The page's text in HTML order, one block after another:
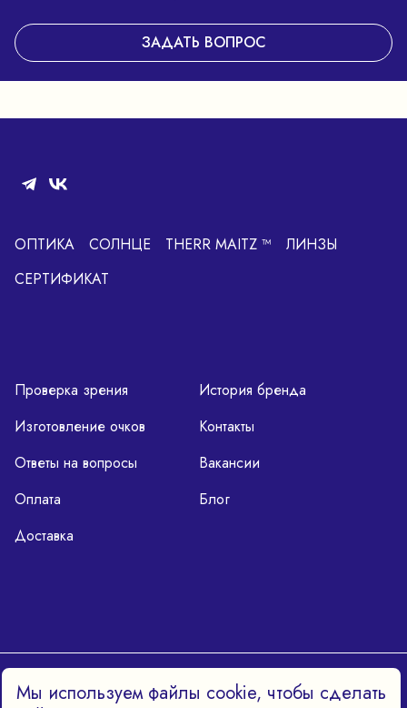
ЗАДАТЬ ВОПРОС
ОПТИКА СОЛНЦЕ THERR MAITZ ™
ЛИНЗЫ
СЕРТИФИКАТ
Проверка зрения
Изготовление очков
Ответы на вопросы
Оплата
Доставка
История бренда
Контакты
Вакансии
Блог
Политика конфиденциальности
Мы используем файлы cookie, чтобы сделать